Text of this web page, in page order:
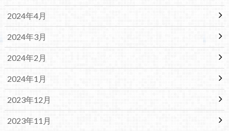
2024年4月
2024年3月
2024年2月
2024年1月
2023年12月
2023年11月